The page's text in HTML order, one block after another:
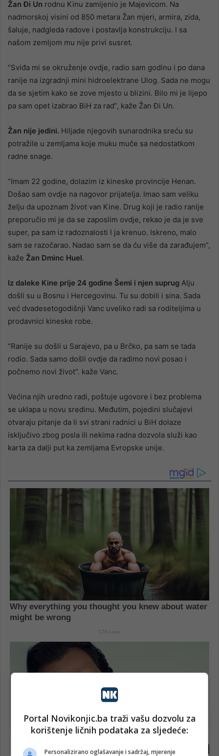
Žan Đi Un rodnu Kinu zamijenio je Majevicom. Na
nadmorskoj visini od 850 metara Žan mjeri, armira, zida,
šaluje, nadgleda radove i postavlja konstrukciju. I sa
našom zemljom mu nije privi susret.
“Sviđa mi se okruženje ovdje, radio sam godinu i po dana
ranije na izgradnji mini hidroelektrane Ulog. Sada ne mogu
da se sjetim kako se zove mjesto u blizini. Bilo mi je lijepo
pa sam opet izabrao BiH za rad”, kaže Žan Đi Un.
Žan nije jedini. Hiljade njegovih sunarodnika sreću su
potražile u zemljama koje muku muče sa nedostatkom
radne snage.
“Imam 22 godine, dolazim iz kineske provincije Henan.
Došao sam ovdje na nagovor prijatelja. Imao sam veliku
želju da upoznam život van Kine. Drug koji je radio ranije
preporučio mi je da se zaposlim ovdje, rekao je da je sve
super, pa sam iz radoznalosti I ja krenuo. Iskreno, malo
sam se razočarao. Nadao sam se da ću više da zarađujem”,
kaže Žan Dminc Huel.
Iz daleke Kine prije 24 godine Šemi i njen suprug Alju
došli su u Bosnu i Hercegovinu. Tu su dobili i sina. Sada
već dvadesetogodišnji Vanc uveliko radi sa roditeljima u
prodavnici kineske robe.
“Ranije su došli u Sarajevo, pa u Brčko, pa sam se tada
rodio. Sada samo došli ovdje da radimo novi posao i
počnemo novi život”. kaže Vanc.
Većina njih uredno radi, poštuje ugovore i bez problema
se uklapa u novu sredinu. Međutim, pojedini slučajevi
otvaraju pitanje da li svi strani radnici u BiH dolaze
isključivo zbog posla ili nekima radna dozvola služi kao
karta za dalji put ka zemljama Evropske unije.
Portal Novikonjic.ba traži vašu dozvolu za
korištenje ličnih podataka za sljedeće:
Personalizirano oglašavanje i sadržaj, mjerenje